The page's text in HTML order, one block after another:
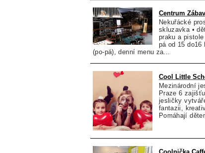
Centrum
Nekuřácké
skluzavka •
praku a
pá od 15
(po-pá), denní menu za...
Cool Little
Mezinárodní
Praze 6
jesličky
fantazii,
Pomáhají